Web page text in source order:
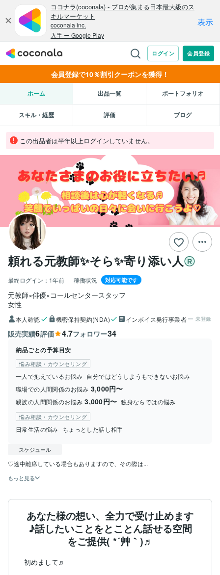
会員登録で10％割引クーポンを獲得！
ホーム 出品一覧 ポートフォリオ
スキル・経歴 評価 ブログ
この出品者は半年以上ログインしていません。
頼れる元教師✨そら✨寄り添い人
最終ログイン： 1年前 稼働状況 対応可能です
元教師×俳優×コールセンタースタッフ
女性
本人確認 機密保持契約(NDA) インボイス発行事業者 未登録
販売実績6評価 4.7フォロワー34
納品ごとの予算目安
悩み相談・カウンセリング
一人で抱えているお悩み 自分ではどうしようもできないお悩み
職場での人間関係のお悩み 3,000円〜
親族の人間関係のお悩み 3,000円〜 独身ならではの悩み
悩み相談・カウンセリング
日常生活の悩み ちょっとした話し相手
スケジュール
♡途中離席している場合もありますので、その際は...
もっと見る
あなた様の想い、全力で受け止めます
♪話したいことをとことん話せる空間
をご提供( *´艸｀)♬
初めまして♬